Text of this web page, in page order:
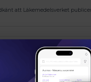
att Läkemedelsverket
information om